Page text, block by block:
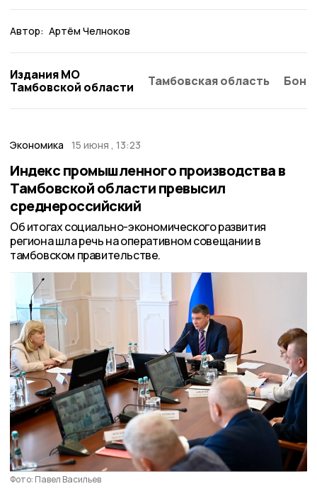
Автор: Артём Челноков
Издания МО
Тамбовской области
Тамбовская область
Экономика 15 июня , 13:23
Индекс промышленного производства в
Тамбовской области превысил
среднероссийский
Об итогах социально-экономического развития
региона шла речь на оперативном совещании в
тамбовском правительстве.
Фото: Павел Васильев